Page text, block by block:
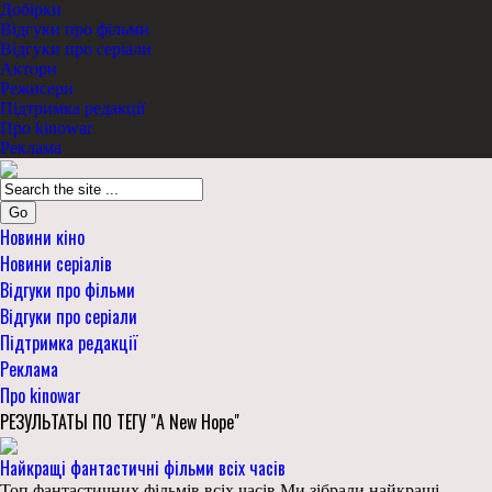
Добірки
Відгуки про фільми
Відгуки про серіали
Актори
Режисери
Підтримка редакції
Про kinowar
Реклама
Go
Новини кіно
Новини серіалів
Відгуки про фільми
Відгуки про серіали
Підтримка редакції
Реклама
Про kinowar
РЕЗУЛЬТАТЫ ПО ТЕГУ "A New Hope"
Найкращі фантастичні фільми всіх часів